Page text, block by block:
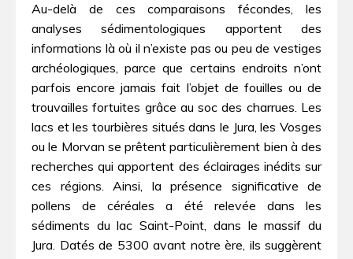
Au-delà de ces comparaisons fécondes, les
analyses sédimentologiques apportent des
informations là où il n’existe pas ou peu de vestiges
archéologiques, parce que certains endroits n’ont
parfois encore jamais fait l’objet de fouilles ou de
trouvailles fortuites grâce au soc des charrues. Les
lacs et les tourbières situés dans le Jura, les Vosges
ou le Morvan se prêtent particulièrement bien à des
recherches qui apportent des éclairages inédits sur
ces régions. Ainsi, la présence significative de
pollens de céréales a été relevée dans les
sédiments du lac Saint-Point, dans le massif du
Jura. Datés de 5300 avant notre ère, ils suggèrent